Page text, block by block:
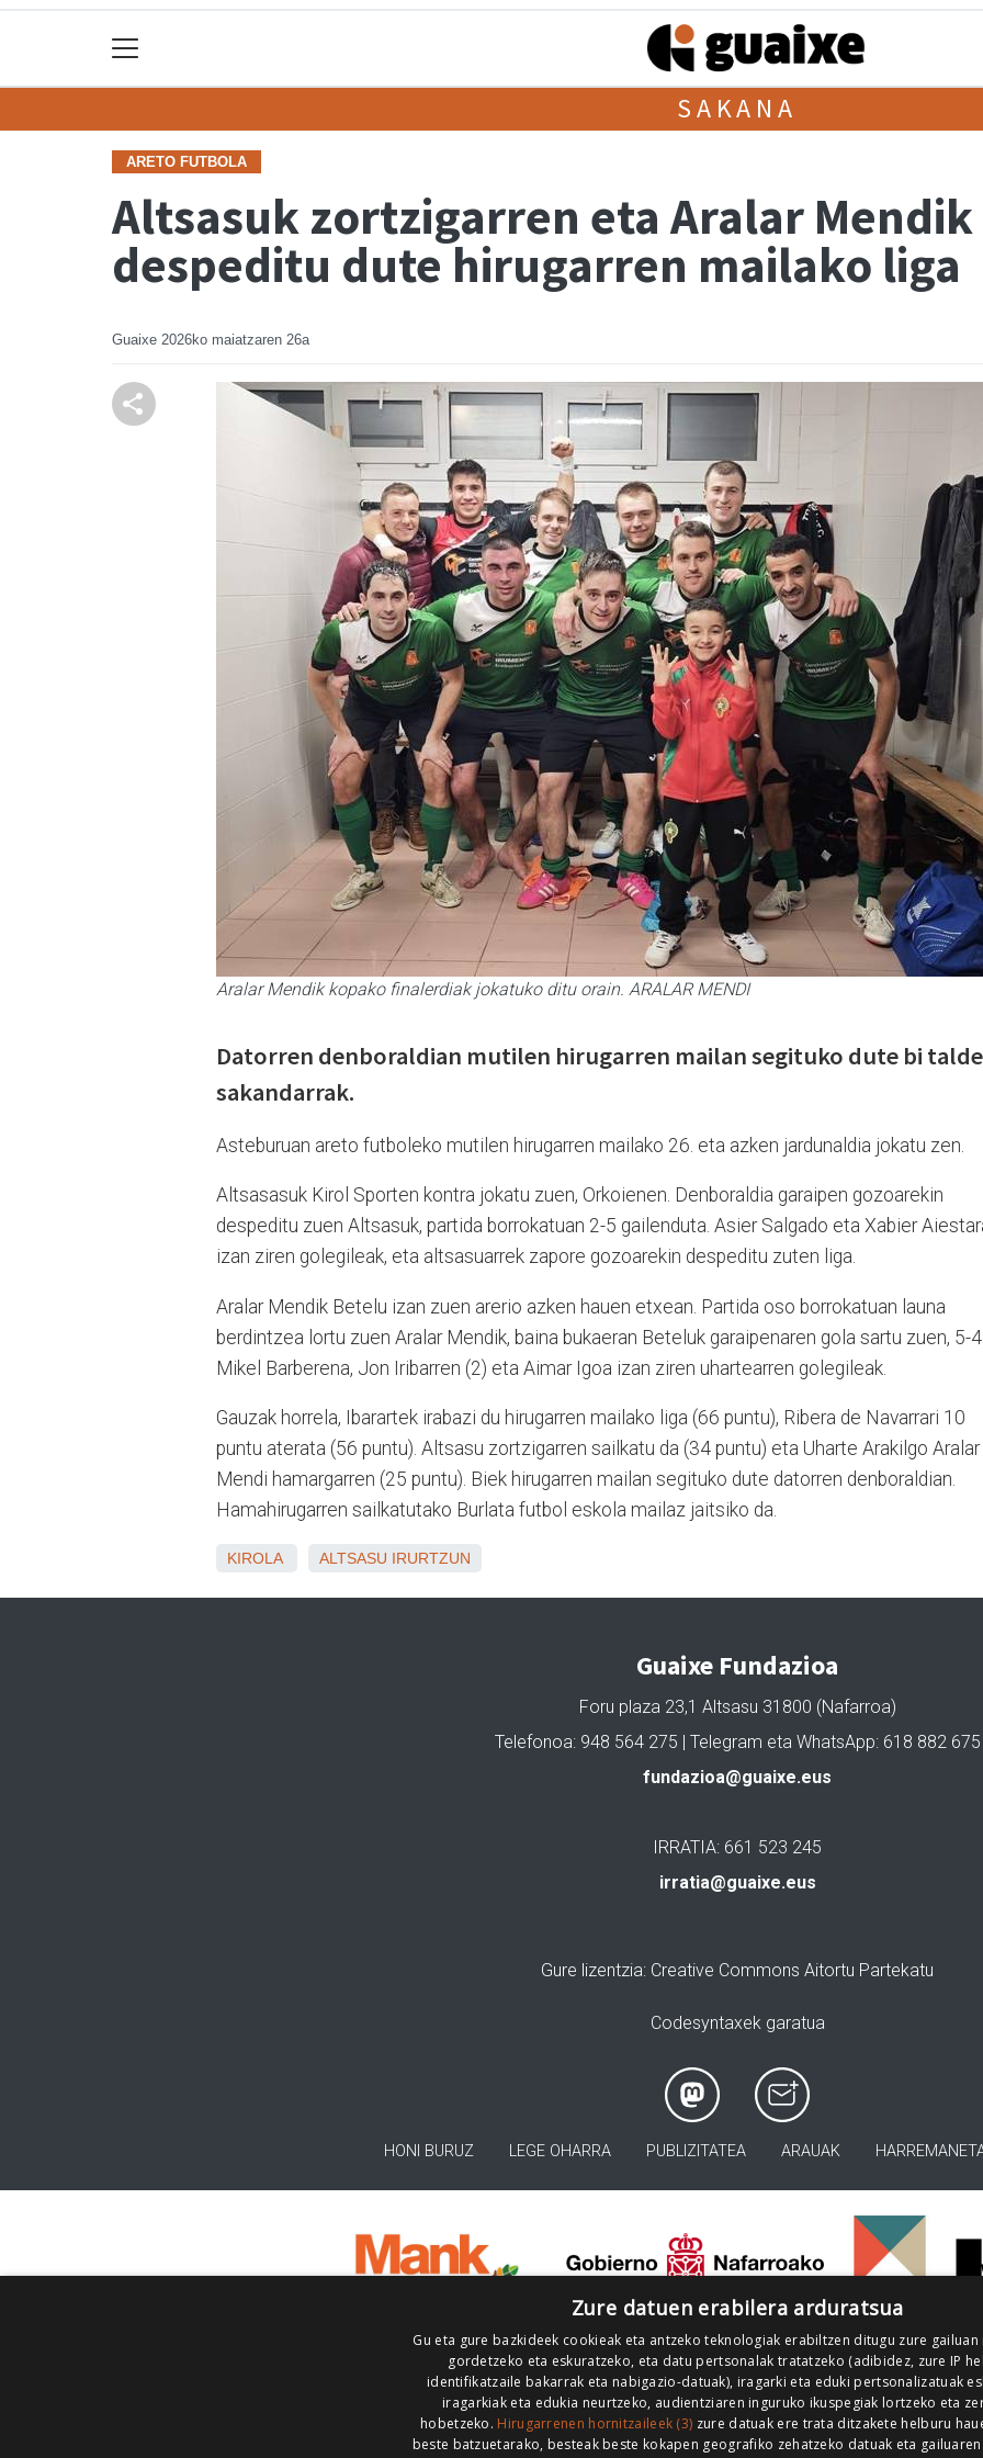
SAKANA
ARETO FUTBOLA
Altsasuk zortzigarren eta Aralar
despeditu dute hirugarren mailako liga
Guaixe 2026ko maiatzaren 26a
Aralar Mendik kopako finalerdiak jokatuko ditu orain. ARALAR MENDI
Datorren denboraldian mutilen hirugarren mailan segituko dute bi talde
sakandarrak.
Asteburuan areto futboleko mutilen hirugarren mailako 26. eta azken jardunaldia jokatu zen.
Altsasasuk Kirol Sporten kontra jokatu zuen, Orkoienen. Denboraldia garaipen gozoarekin
despeditu zuen Altsasuk, partida borrokatuan 2-5 gailenduta. Asier Salgado eta Xabier
izan ziren golegileak, eta altsasuarrek zapore gozoarekin despeditu zuten liga.
Aralar Mendik Betelu izan zuen arerio azken hauen etxean. Partida oso borrokatuan launa
berdintzea lortu zuen Aralar Mendik, baina bukaeran Beteluk garaipenaren gola sartu zuen, 5-4.
Mikel Barberena, Jon Iribarren (2) eta Aimar Igoa izan ziren uhartearren golegileak.
Gauzak horrela, Ibarartek irabazi du hirugarren mailako liga (66 puntu), Ribera de Navarrari 10
puntu aterata (56 puntu). Altsasu zortzigarren sailkatu da (34 puntu) eta Uharte Arakilgo Aralar
Mendi hamargarren (25 puntu). Biek hirugarren mailan segituko dute datorren denboraldian.
Hamahirugarren sailkatutako Burlata futbol eskola mailaz jaitsiko da.
KIROLA ALTSASU IRURTZUN
Guaixe Fundazioa
Foru plaza 23,1 Altsasu 31800 (Nafarroa)
Telefonoa: 948 564 275 | Telegram eta WhatsApp: 618 882 675
fundazioa@guaixe.eus
IRRATIA: 661 523 245
irratia@guaixe.eus
Gure lizentzia: Creative Commons Aitortu Partekatu
Codesyntaxek garatua
HONI BURUZ LEGE OHARRA PUBLIZITATEA ARAUAK
Zure datuen erabilera arduratsua
Gu eta gure bazkideek cookieak eta antzeko teknologiak erabiltzen ditugu zure
gordetzeko eta eskuratzeko, eta datu pertsonalak tratatzeko (adibidez, zure IP
identifikatzaile bakarrak eta nabigazio-datuak), iragarki eta eduki pertsonalizatuak
iragarkiak eta edukia neurtzeko, audientziaren inguruko ikuspegiak lortzeko eta
hobetzeko. Hirugarrenen hornitzaileek (3) zure datuak ere trata ditzakete helburu
beste batzuetarako, besteak beste kokapen geografiko zehatzeko datuak eta